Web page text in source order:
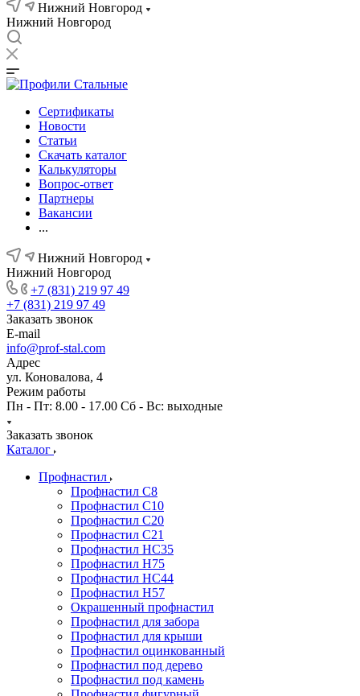
Нижний Новгород
Нижний Новгород
Сертификаты
Новости
Статьи
Скачать каталог
Калькуляторы
Вопрос-ответ
Партнеры
Вакансии
...
Нижний Новгород
Нижний Новгород
+7 (831) 219 97 49
+7 (831) 219 97 49
Заказать звонок
E-mail
info@prof-stal.com
Адрес
ул. Коновалова, 4
Режим работы
Пн - Пт: 8.00 - 17.00 Сб - Вс: выходные
Заказать звонок
Каталог
Профнастил
Профнастил С8
Профнастил С10
Профнастил С20
Профнастил С21
Профнастил НС35
Профнастил Н75
Профнастил HC44
Профнастил Н57
Окрашенный профнастил
Профнастил для забора
Профнастил для крыши
Профнастил оцинкованный
Профнастил под дерево
Профнастил под камень